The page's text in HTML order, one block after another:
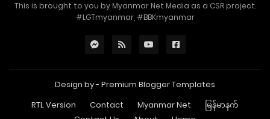
This is brought to you by Myanmar Net Media as a CSR project.
#LGTmyanmar, #BBKmyanmar
Design by - Premium Blogger Templates
မြန်မာနက်
Myanmar Net
Contact
RTL Version